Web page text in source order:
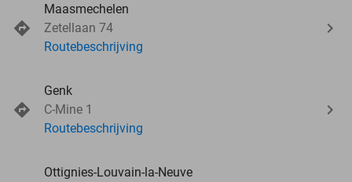
Maasmechelen
Zetellaan 74
Routebeschrijving
Genk
C-Mine 1
Routebeschrijving
Ottignies-Louvain-la-Neuve